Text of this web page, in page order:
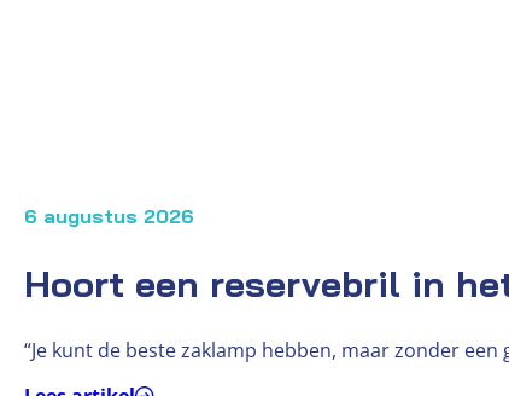
6 augustus 2026
Hoort een reservebril in
“Je kunt de beste zaklamp hebben, maar zonder